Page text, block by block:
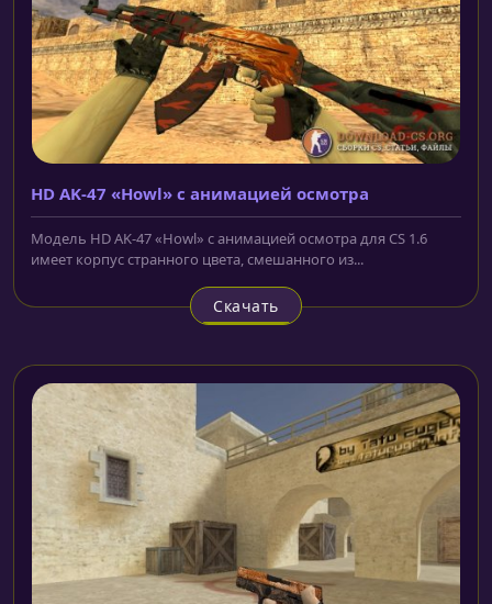
HD AK-47 «Howl» с анимацией осмотра
Модель HD AK-47 «Howl» с анимацией осмотра для CS 1.6
имеет корпус странного цвета, смешанного из...
Скачать